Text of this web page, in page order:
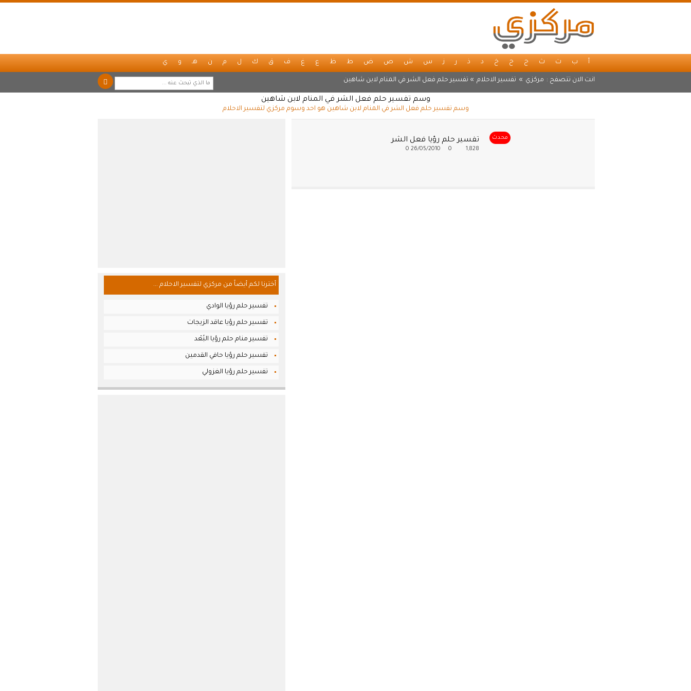
أ ب ت ث ج ح خ د ذ ر ز س ش ص ض ط ظ ع غ ف ق ك ل م ن هـ و ي
انت الان تتصفح : مركزي » تفسير الاحلام » تفسير حلم فعل الشر في المنام لابن شاهين
وسم تفسير حلم فعل الشر في المنام لابن شاهين
وسم تفسير حلم فعل الشر في المنام لابن شاهين هو احد وسوم مركزي لتفسير الاحلام
محدث تفسير حلم رؤيا فعل الشر
1,828
26/05/2010
0
أخترنا لكم أيضاً من مركزي لتفسير الاحلام ...
تفسير حلم رؤيا الوادي
تفسير حلم رؤيا عاقد الزيجات
تفسير منام حلم رؤيا البُعْد
تفسير حلم رؤيا حافي القدمين
تفسير حلم رؤيا الغزولي